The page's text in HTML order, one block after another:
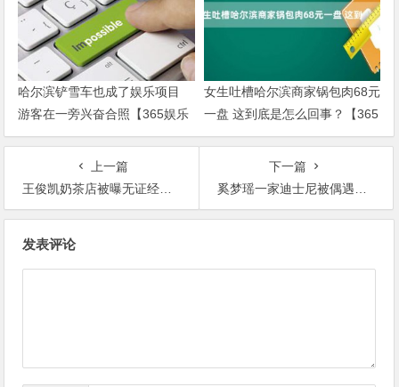
哈尔滨铲雪车也成了娱乐项目
游客在一旁兴奋合照【365娱乐
资讯网】
女生吐槽哈尔滨商家锅包肉68元
一盘 这到底是怎么回事？【365
娱乐资讯网】
上一篇
王俊凯奶茶店被曝无证经营 背后真相实在让人惊愕【365娱乐资讯网】
下一篇
奚梦瑶一家迪士尼被偶遇非常低调 背后真相令人震惊【365娱乐资讯网】
发表评论